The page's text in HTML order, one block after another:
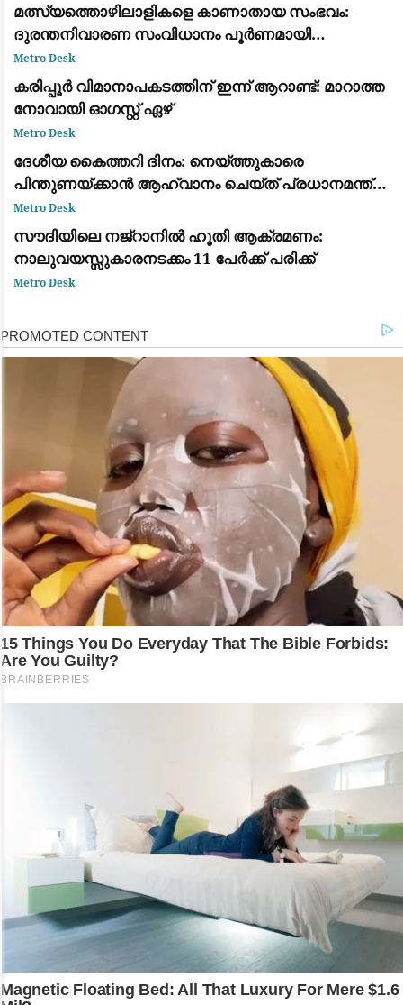
മത്സ്യത്തൊഴിലാളികളെ കാണാതായ സംഭവം:
ദുരന്തനിവാരണ സംവിധാനം പൂർണമായി
പരാജയപ്പെട്ടു; കടുത്ത വിമർശനവുമായി ഫാ. യൂജിൻ
പെരേര
Metro Desk
കരിപ്പൂർ വിമാനാപകടത്തിന് ഇന്ന് ആറാണ്ട്: മാറാത്ത
നോവായി ഓഗസ്റ്റ് ഏഴ്
Metro Desk
ദേശീയ കൈത്തറി ദിനം: നെയ്ത്തുകാരെ
പിന്തുണയ്ക്കാൻ ആഹ്വാനം ചെയ്ത് പ്രധാനമന്ത്രി
നരേന്ദ്ര മോദി
Metro Desk
സൗദിയിലെ നജ്‌റാനിൽ ഹൂതി ആക്രമണം:
നാലുവയസ്സുകാരനടക്കം 11 പേർക്ക് പരിക്ക്
Metro Desk